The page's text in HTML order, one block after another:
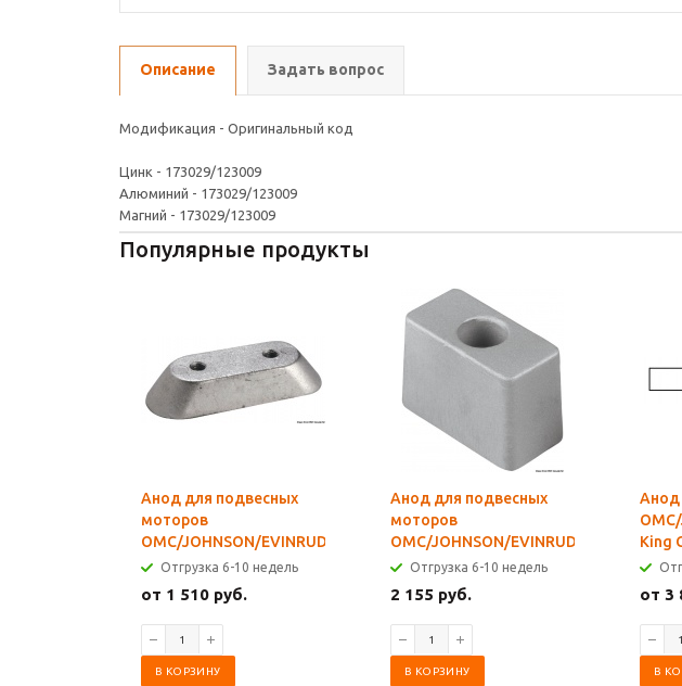
Описание Задать вопрос
Модификация - Оригинальный код
Цинк - 173029/123009
Алюминий - 173029/123009
Магний - 173029/123009
Популярные продукты
Анод для подвесных
моторов
OMC/JOHNSON/EVINRUDE/HONDA
Отгрузка 6-10 недель
от 1 510 руб.
В КОРЗИНУ
Анод для подвесных
моторов
OMC/JOHNSON/EVINRUDE
Отгрузка 6-10 недель
2 155 руб.
В КОРЗИНУ
Анод
OMC/
King
от 3
В